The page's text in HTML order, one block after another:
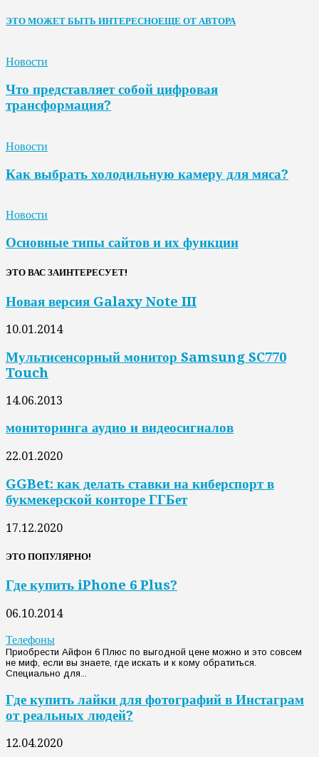
ЭТО МОЖЕТ БЫТЬ ИНТЕРЕСНОЕЩЕ ОТ АВТОРА
Новости
Что представляет собой цифровая
трансформация?
Новости
Как выбрать холодильную камеру для мяса?
Новости
Основные типы сайтов и их функции
ЭТО ВАС ЗАИНТЕРЕСУЕТ!
Новая версия Galaxy Note III
10.01.2014
Мультисенсорный монитор Samsung SC770
Touch
14.06.2013
мониторинга аудио и видеосигналов
22.01.2020
GGBet: как делать ставки на киберспорт в
букмекерской конторе ГГБет
17.12.2020
ЭТО ПОПУЛЯРНО!
Где купить iPhone 6 Plus?
06.10.2014
Телефоны
Приобрести Айфон 6 Плюс по выгодной цене можно и это совсем
не миф, если вы знаете, где искать и к кому обратиться.
Специально для...
Где купить лайки для фотографий в Инстаграм
от реальных людей?
12.04.2020